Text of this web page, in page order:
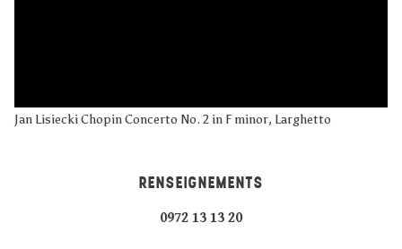
Jan Lisiecki Chopin Concerto No. 2 in F minor, Larghetto
RENSEIGNEMENTS
0972 13 13 20